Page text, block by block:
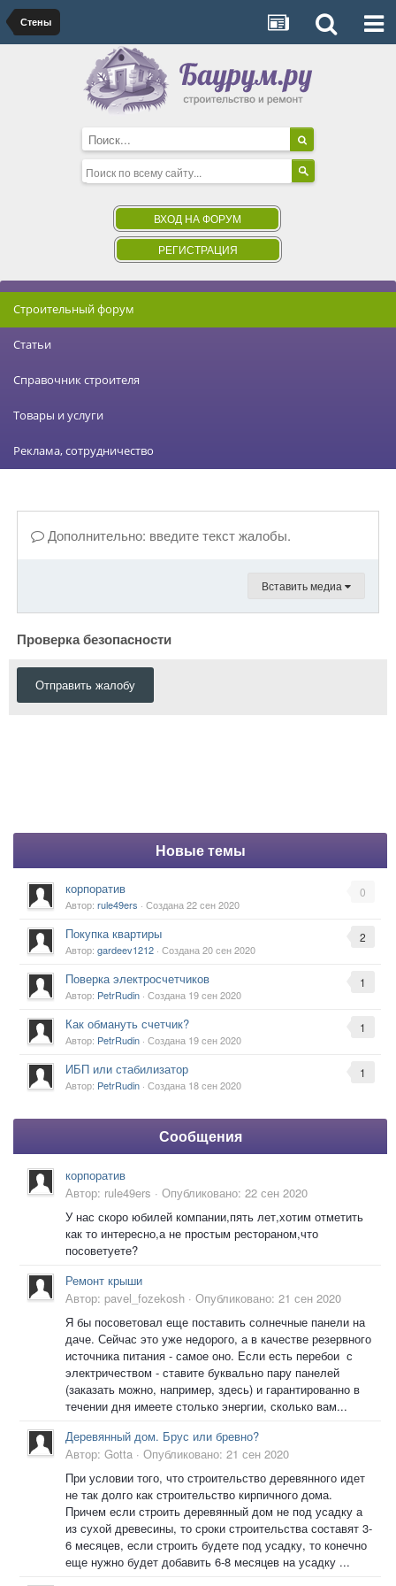
Стены
ВХОД НА ФОРУМ
РЕГИСТРАЦИЯ
Строительный форум
Статьи
Справочник строителя
Товары и услуги
Реклама, сотрудничество
Дополнительно: введите текст жалобы.
Вставить медиа
Проверка безопасности
Отправить жалобу
Новые темы
0
корпоратив
Автор: rule49ers · Создана22 сен 2020
2
Покупка квартиры
Автор: gardeev1212 · Создана20 сен 2020
1
Поверка электросчетчиков
Автор: PetrRudin · Создана 19 сен 2020
1
Как обмануть счетчик?
Автор: PetrRudin · Создана 19 сен 2020
1
ИБП или стабилизатор
Автор: PetrRudin · Создана 18 сен 2020
Сообщения
корпоратив
Автор: rule49ers · Опубликовано: 22 сен 2020
У нас скоро юбилей компании,пять лет,хотим отметить
как то интересно,а не простым рестораном,что
посоветуете?
Ремонт крыши
Автор: pavel_fozekosh · Опубликовано: 21 сен 2020
Я бы посоветовал еще поставить солнечные панели на
даче. Сейчас это уже недорого, а в качестве резервного
источника питания - самое оно. Если есть перебои с
электричеством - ставите буквально пару панелей
(заказать можно, например, здесь) и гарантированно в
течении дня имеете столько энергии, сколько вам...
Деревянный дом. Брус или бревно?
Автор: Gotta · Опубликовано: 21 сен 2020
При условии того, что строительство деревянного идет
не так долго как строительство кирпичного дома.
Причем если строить деревянный дом не под усадку а
из сухой древесины, то сроки строительства составят 3-
6 месяцев, если строить будете под усадку, то конечно
еще нужно будет добавить 6-8 месяцев на усадку ...